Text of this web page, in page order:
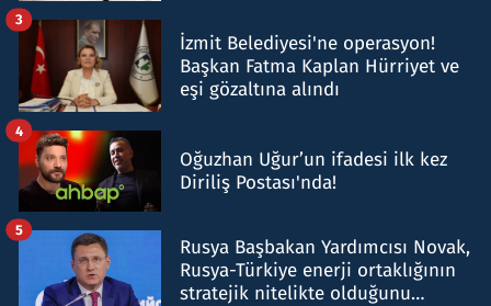
İzmit Belediyesi'ne operasyon!
Başkan Fatma Kaplan Hürriyet ve
eşi gözaltına alındı
3
Oğuzhan Uğur’un ifadesi ilk kez
Diriliş Postası'nda!
4
Rusya Başbakan Yardımcısı Novak,
Rusya-Türkiye enerji ortaklığının
stratejik nitelikte olduğunu
5